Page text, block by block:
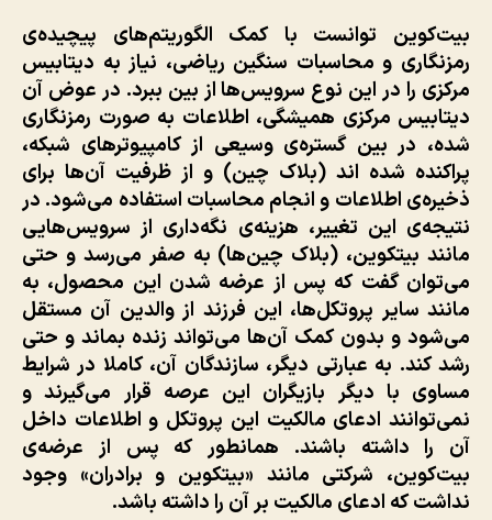
بیت‌کوین توانست با کمک الگوریتم‌های پیچیده‌ی
رمزنگاری و محاسبات سنگین ریاضی، نیاز به دیتابیس
مرکزی را در این نوع سرویس‌ها از بین ببرد. در عوض آن
دیتابیس مرکزی همیشگی، اطلاعات به صورت رمزنگاری
شده، در بین گستره‌ی وسیعی از کامپیوترهای شبکه،
پراکنده شده اند (بلاک چین) و از ظرفیت آن‌ها برای
ذخیره‌ی اطلاعات و انجام محاسبات استفاده می‌شود. در
نتیجه‌ی این تغییر، هزینه‌ی نگه‌داری از سرویس‌هایی
مانند بیتکوین، (بلاک چین‌ها) به صفر می‌رسد و حتی
می‌توان گفت که پس از عرضه شدن این محصول، به
مانند سایر پروتکل‌ها، این فرزند از والدین آن مستقل
می‌شود و بدون کمک آن‌ها می‌تواند زنده بماند و حتی
رشد کند. به عبارتی دیگر، سازندگان آن، کاملا در شرایط
مساوی با دیگر بازیگران این عرصه قرار می‌گیرند و
نمی‌توانند ادعای مالکیت این پروتکل و اطلاعات داخل
آن را داشته باشند. همانطور که پس از عرضه‌ی
بیت‌کوین، شرکتی مانند «بیتکوین و برادران» وجود
نداشت که ادعای مالکیت بر آن را داشته باشد.